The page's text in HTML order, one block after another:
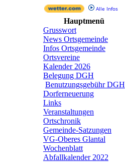
Alle Infos
Hauptmenü
Grusswort
News Ortsgemeinde
Infos Ortsgemeinde
Ortsvereine
Kalender 2026
Belegung DGH
Benutzungsgebühr DGH
Dorferneuerung
Links
Veranstaltungen
Ortschronik
Gemeinde-Satzungen
VG-Oberes Glantal
Wochenblatt
Abfallkalender 2022